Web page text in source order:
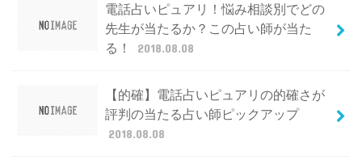
電話占いピュアリ！悩み相談別でどの
先生が当たるか？この占い師が当た
る！
2018.08.08
【的確】電話占いピュアリの的確さが
評判の当たる占い師ピックアップ
2018.08.08